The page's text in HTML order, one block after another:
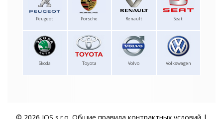
Peugeot Porsche Renault Seat
Skoda Toyota Volvo Volkswagen